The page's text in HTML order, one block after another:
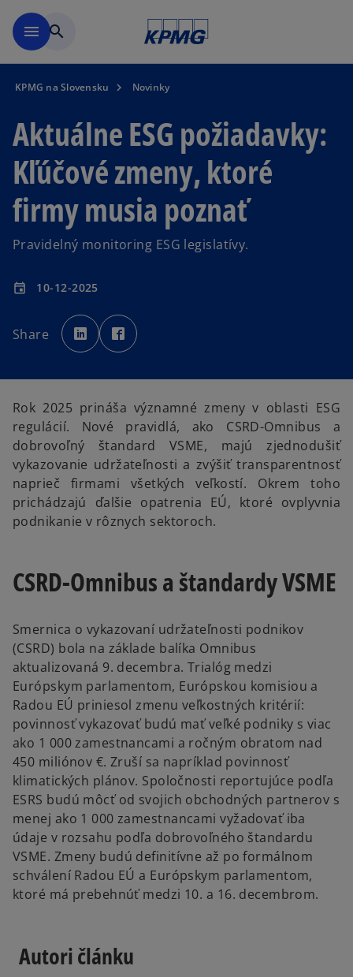
menu search
KPMG na Slovensku Novinky
Aktuálne ESG požiadavky:
Kľúčové zmeny, ktoré
firmy musia poznať
Pravidelný monitoring ESG legislatívy.
event 10-12-2025
Share
o
p
e
n
e
w
t
a
b
p
e
e
w
t
a
b
Rok 2025 prináša významné zmeny v oblasti ESG
regulácií. Nové pravidlá, ako CSRD-Omnibus a
dobrovoľný štandard VSME, majú zjednodušiť
vykazovanie udržateľnosti a zvýšiť transparentnosť
naprieč firmami všetkých veľkostí. Okrem toho
prichádzajú ďalšie opatrenia EÚ, ktoré ovplyvnia
podnikanie v rôznych sektoroch.
CSRD-Omnibus a štandardy VSME
Smernica o vykazovaní udržateľnosti podnikov
(CSRD) bola na základe balíka Omnibus
aktualizovaná 9. decembra. Trialóg medzi
Európskym parlamentom, Európskou komisiou a
Radou EÚ priniesol zmenu veľkostných kritérií:
povinnosť vykazovať budú mať veľké podniky s viac
ako 1 000 zamestnancami a ročným obratom nad
450 miliónov €. Zruší sa napríklad povinnosť
klimatických plánov. Spoločnosti reportujúce podľa
ESRS budú môcť od svojich obchodných partnerov s
menej ako 1 000 zamestnancami vyžadovať iba
údaje v rozsahu podľa dobrovoľného štandardu
VSME. Zmeny budú definitívne až po formálnom
schválení Radou EÚ a Európskym parlamentom,
ktoré má prebehnúť medzi 10. a 16. decembrom.
Autori článku